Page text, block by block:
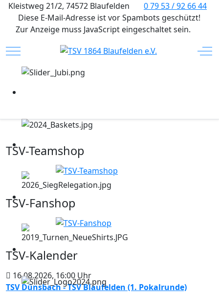
Kleistweg 21/2, 74572 Blaufelden
0 79 53 / 92 66 44
Diese E-Mail-Adresse ist vor Spambots geschützt!
Zur Anzeige muss JavaScript eingeschaltet sein.
Mobile Menu Toggle
TSV-Teamshop
TSV-Fanshop
TSV-Kalender
16.08.2026, 16:00 Uhr
TSV Dünsbach - TSV Blaufelden (1. Pokalrunde)